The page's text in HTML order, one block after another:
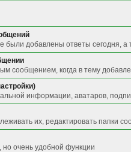
были добавлены ответы сегодня,
сообщением, когда в тему
информации, аватаров,
их, редактировать папки
очень удобной функции